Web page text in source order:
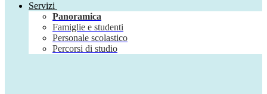
Servizi
Panoramica
Famiglie e studenti
Personale scolastico
Percorsi di studio